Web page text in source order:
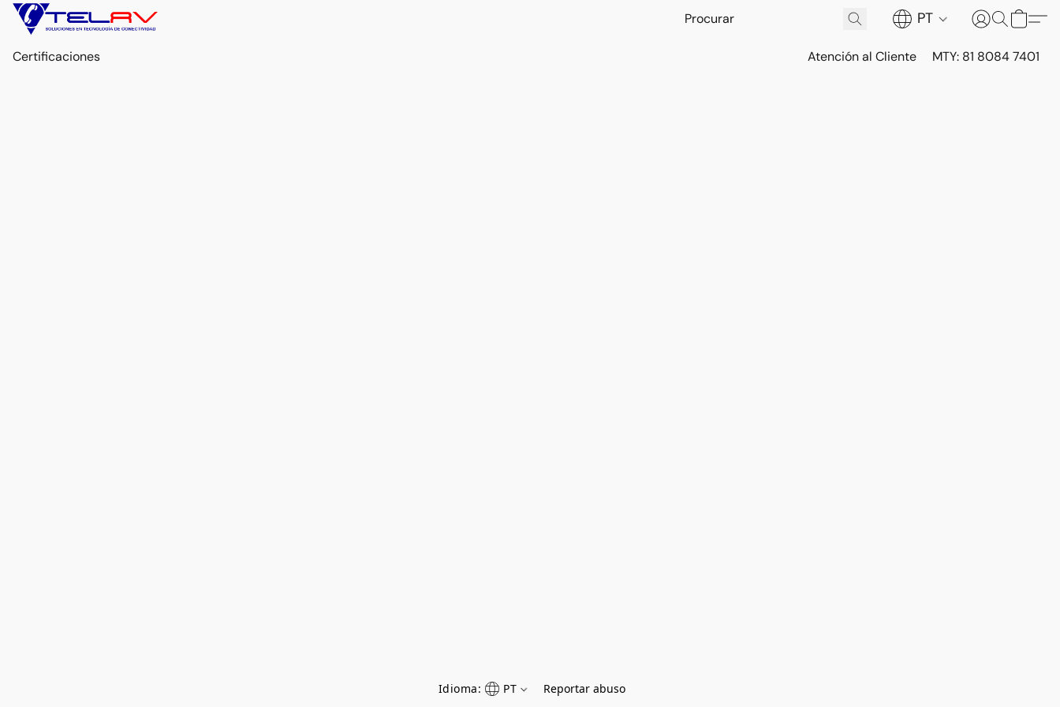
PT
Certificaciones Atención al Cliente MTY: 81 8084 7401
Idioma: PT Reportar abuso